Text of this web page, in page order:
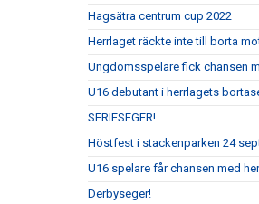
Hagsätra centrum cup 2022
Herrlaget räckte inte till borta
Ungdomsspelare fick chansen
U16 debutant i herrlagets
SERIESEGER!
Höstfest i stackenparken 24
U16 spelare får chansen med
Derbyseger!